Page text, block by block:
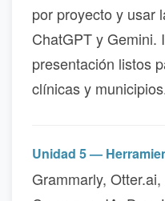
por proyecto y usar
ChatGPT y Gemini.
presentación listos
clínicas y
Unidad 5 —
Grammarly,